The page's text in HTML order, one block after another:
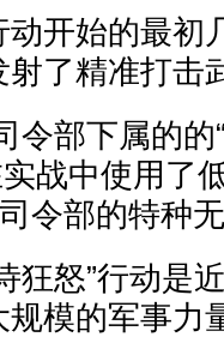
开始的最初
了精准打击
令部下属的的
战中使用了
令部的特种
狂怒”行动是
规模的军事力